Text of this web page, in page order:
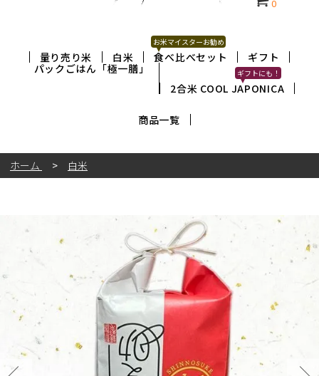
0
量り売り米 白米 食べ比べセット
お米マイスターお勧め
ギフト
パックごはん「極一膳」
2合米 COOL JAPONICA
ギフトにも！
商品一覧
ホーム 白米